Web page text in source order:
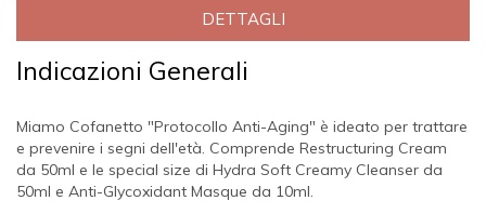
DETTAGLI
Indicazioni Generali
Miamo Cofanetto "Protocollo Anti-Aging" è ideato per trattare
e prevenire i segni dell'età. Comprende Restructuring Cream
da 50ml e le special size di Hydra Soft Creamy Cleanser da
50ml e Anti-Glycoxidant Masque da 10ml.